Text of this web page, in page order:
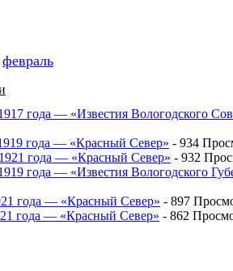
февраль
года — «Известия Вологодского
года — «Красный Север» - 934
года — «Красный Север» - 932
года — «Известия Вологодского
года — «Красный Север» - 897
года — «Красный Север» - 862